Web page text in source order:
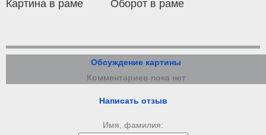
Картина в раме Оборот в раме
Обсуждение картины
Комментариев пока нет
Написать отзыв
Имя, фамилия: